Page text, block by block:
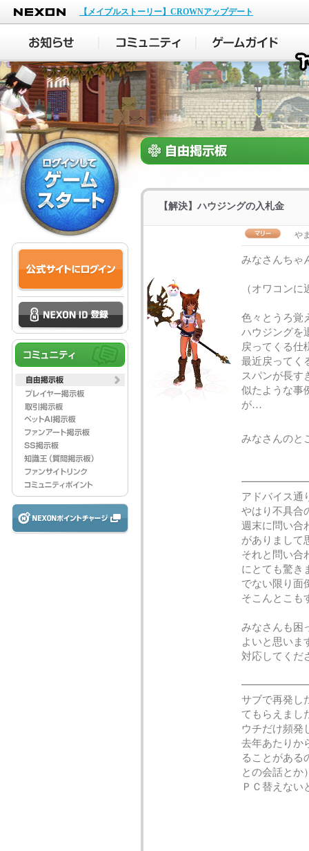
NEXON
【メイプルストーリー】CROWNアップデート
【解決】ハウジングの入札金
や
みなさんちゃ
（オワコン
色々とうろ覚
ハウジングを
戻ってくる仕
最近戻ってく
スパンが長す
似たような事
が…
みなさんのと
アドバイス通
やはり不具合
週末に問い合
がありまして
それと問い合
にとても驚き
でない限り面
そこんとこも
みなさんも困
よいと思いま
対応してくだ
サブで再発し
てもらえまし
ウチだけ頻発
去年あたりか
ることがある
との会話とか
ＰＣ替えない